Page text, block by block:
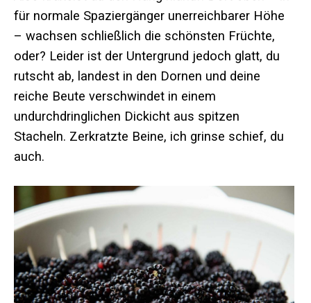
für normale Spaziergänger unerreichbarer Höhe
– wachsen schließlich die schönsten Früchte,
oder? Leider ist der Untergrund jedoch glatt, du
rutscht ab, landest in den Dornen und deine
reiche Beute verschwindet in einem
undurchdringlichen Dickicht aus spitzen
Stacheln. Zerkratzte Beine, ich grinse schief, du
auch.